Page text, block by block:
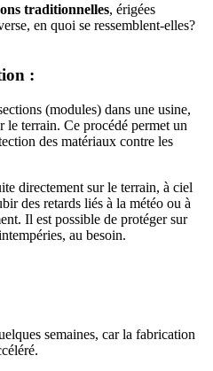
traditionnelles, érigées
en quoi se ressemblent-elles?
:
(modules) dans une usine,
le terrain. Ce procédé permet un
des matériaux contre les
directement sur le terrain, à ciel
des retards liés à la météo ou à
Il est possible de protéger sur
au besoin.
semaines, car la fabrication